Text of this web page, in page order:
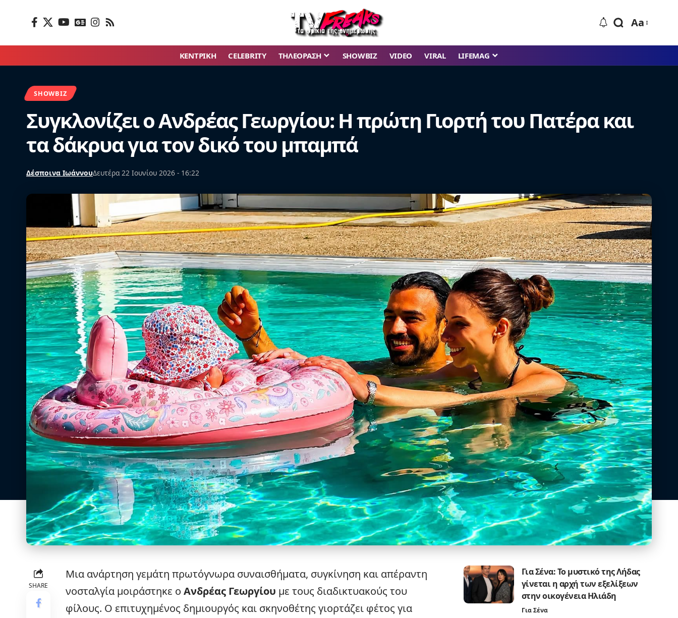
Aa
ΚΕΝΤΡΙΚΗ CELEBRITY ΤΗΛΕΟΡΑΣΗ SHOWBIZ VIDEO VIRAL LIFEMAG
SHOWBIZ
Συγκλονίζει ο Ανδρέας Γεωργίου: Η πρώτη Γιορτή του Πατέρα και
τα δάκρυα για τον δικό του μπαμπά
Δέσποινα ΙωάννουΔευτέρα 22 Ιουνίου 2026 - 16:22
SHARE
Μια ανάρτηση γεμάτη πρωτόγνωρα συναισθήματα, συγκίνηση και απέραντη
νοσταλγία μοιράστηκε ο Ανδρέας Γεωργίου με τους διαδικτυακούς του
φίλους. Ο επιτυχημένος δημιουργός και σκηνοθέτης γιορτάζει φέτος για
Για Σένα: Το μυστικό της Λήδας
γίνεται η αρχή των εξελίξεων
στην οικογένεια Ηλιάδη
Για Σένα